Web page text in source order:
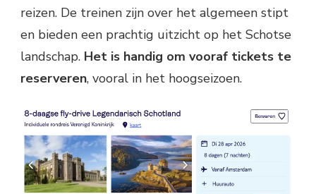
reizen. De treinen zijn over het algemeen stipt
en bieden een prachtig uitzicht op het Schotse
landschap. Het is handig om vooraf tickets te
reserveren, vooral in het hoogseizoen.